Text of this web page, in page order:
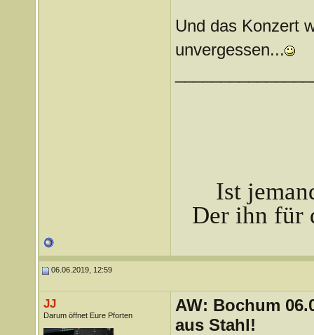
Und das Konzert
unvergessen...
Ist
Der ihn für
06.06.2019, 12:59
JJ
Darum öffnet Eure Pforten
AW: Bochum
aus Stahl!